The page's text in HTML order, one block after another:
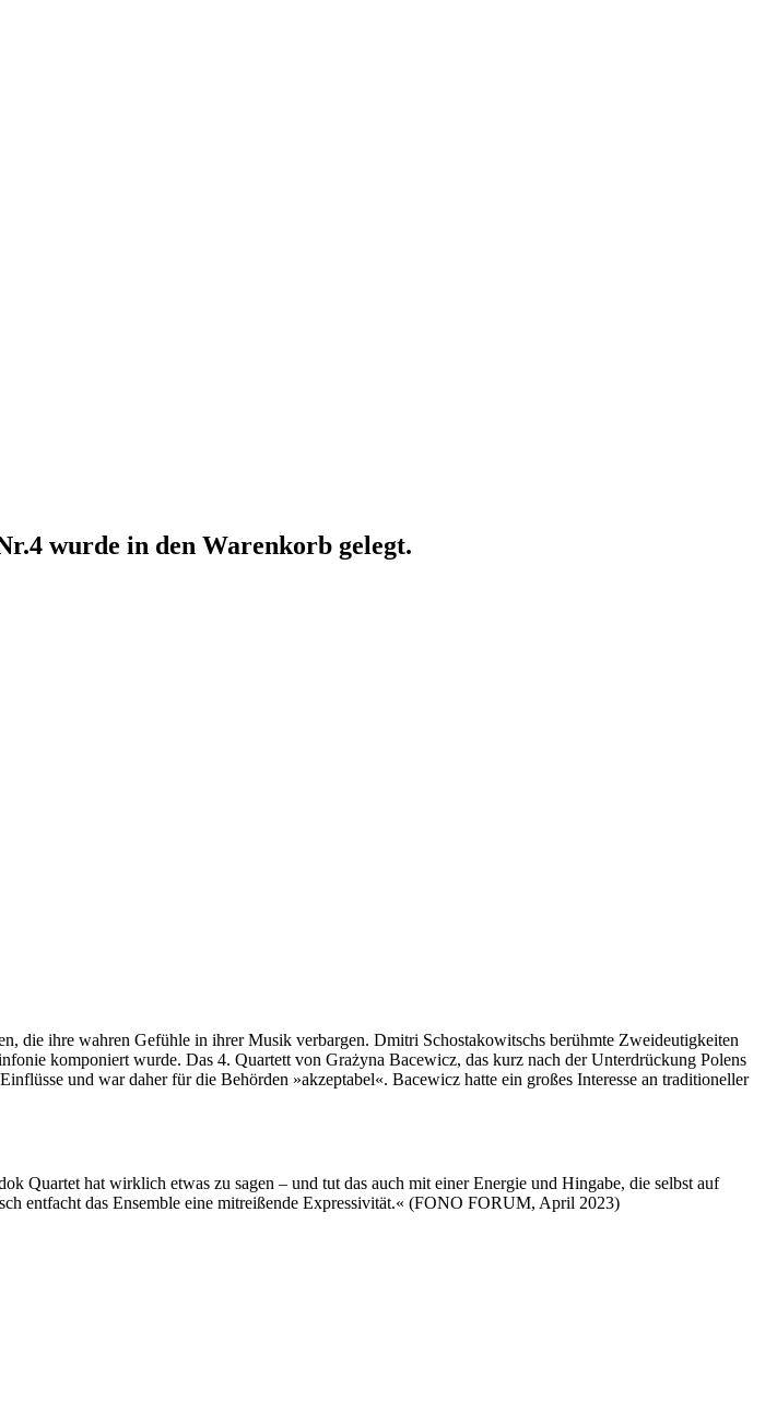
wurde in den Warenkorb gelegt.
die ihre wahren Gefühle in ihrer Musik verbargen. Dmitri Schostakowitschs berühmte Zweideutigkeiten
komponiert wurde. Das 4. Quartett von Grażyna Bacewicz, das kurz nach der Unterdrückung Polens
und war daher für die Behörden »akzeptabel«. Bacewicz hatte ein großes Interesse an traditioneller
Quartet hat wirklich etwas zu sagen – und tut das auch mit einer Energie und Hingabe, die selbst auf
entfacht das Ensemble eine mitreißende Expressivität.​« (FONO FORUM, April 2023)